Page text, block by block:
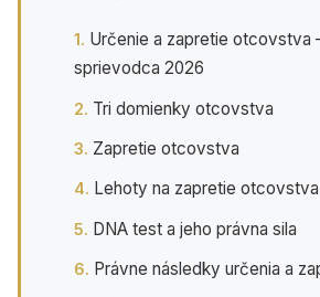
Určenie a zapretie otcovstva
sprievodca 2026
Tri domienky otcovstva
Zapretie otcovstva
Lehoty na zapretie
DNA test a jeho právna sila
Právne následky určenia a